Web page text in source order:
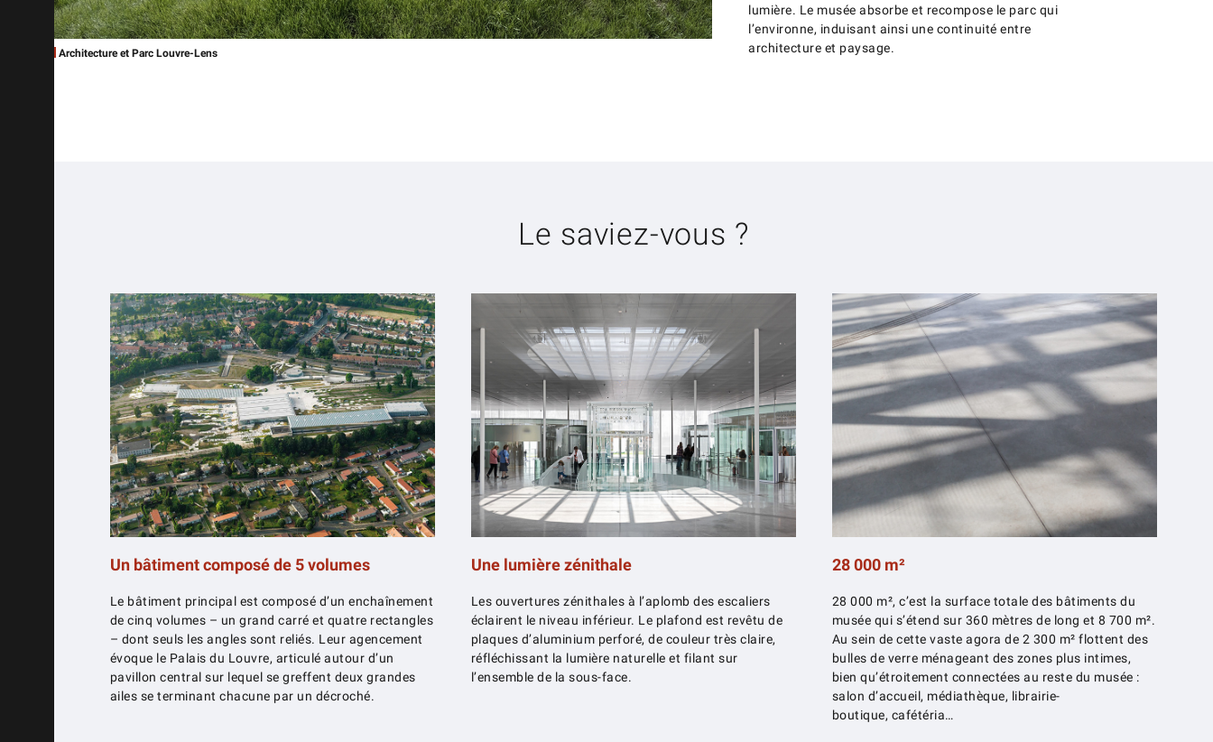
lumière. Le musée absorbe et recompose le parc qui
l’environne, induisant ainsi une continuité entre
architecture et paysage.
Architecture et Parc Louvre-Lens Architecture et Parc Louvre-Lens
Le saviez-vous ?
Un bâtiment composé de 5 volumes
Le bâtiment principal est composé d’un enchaînement
de cinq volumes – un grand carré et quatre rectangles
– dont seuls les angles sont reliés. Leur agencement
évoque le Palais du Louvre, articulé autour d’un
pavillon central sur lequel se greffent deux grandes
ailes se terminant chacune par un décroché.
Une lumière zénithale
Les ouvertures zénithales à l’aplomb des escaliers
éclairent le niveau inférieur. Le plafond est revêtu de
plaques d’aluminium perforé, de couleur très claire,
réfléchissant la lumière naturelle et filant sur
l’ensemble de la sous-face.
28 000 m²
28 000 m², c’est la surface totale des bâtiments du
musée qui s’étend sur 360 mètres de long et 8 700 m².
Au sein de cette vaste agora de 2 300 m² flottent des
bulles de verre ménageant des zones plus intimes,
bien qu’étroitement connectées au reste du musée :
salon d’accueil, médiathèque, librairie-
boutique, cafétéria…